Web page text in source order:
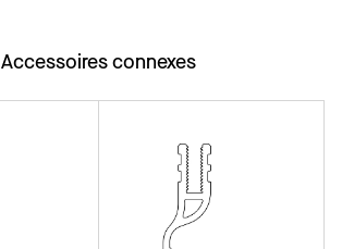
Accessoires connexes